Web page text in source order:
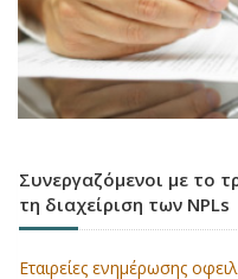
Συνεργαζόμενοι με το
τη διαχείριση των NPLs
Εταιρείες ενημέρωσης